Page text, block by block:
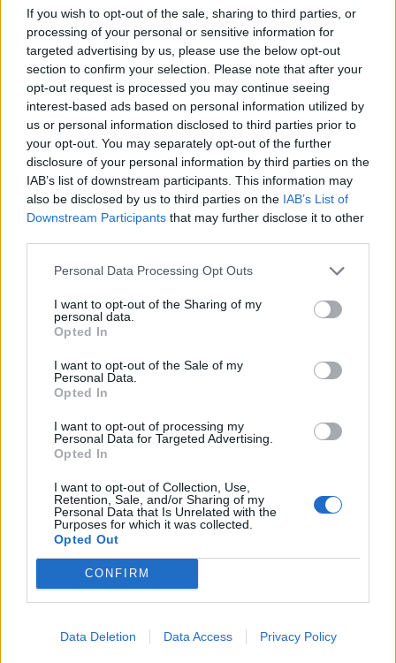
If you wish to opt-out of the sale, sharing to third parties, or
processing of your personal or sensitive information for
targeted advertising by us, please use the below opt-out
section to confirm your selection. Please note that after your
opt-out request is processed you may continue seeing
interest-based ads based on personal information utilized by
us or personal information disclosed to third parties prior to
your opt-out. You may separately opt-out of the further
disclosure of your personal information by third parties on the
IAB’s list of downstream participants. This information may
also be disclosed by us to third parties on the IAB’s List of
Downstream Participants that may further disclose it to other
Personal Data Processing Opt Outs
I want to opt-out of the Sharing of my
personal data.
Opted In
I want to opt-out of the Sale of my
Personal Data.
Opted In
I want to opt-out of processing my
Personal Data for Targeted Advertising.
Opted In
I want to opt-out of Collection, Use,
Retention, Sale, and/or Sharing of my
Personal Data that Is Unrelated with the
Purposes for which it was collected.
Opted Out
CONFIRM
Data Deletion Data Access Privacy Policy
φρούτα με πρωτεΐνη και βάλτε τα στο πιάτο σας
01:40
Αυτά τα ζώδια θα ζήσουν τον απόλυτο έρωτα έως το
τέλος του καλοκαιριού
00:35
Ρούχα και αξεσουάρ από την ταινία «The Devil Wears
Prada 2» πωλούνται σε δημοπρασία
23:59
Γερμανία: Drones εθεάθησαν πάνω από στρατιωτική
στον πρωθυπουργό - Δείτε βίντεο
Νέα έρευνα: Οι γυναίκες με δύο έως τρία παιδιά γερνούν
πιο αργά
Ολική έκλειψη ηλίου: Στις 12 Αυγούστου θα σκοτεινιάσει
η μισή Ευρώπη
Τουρισμός: Με θετικό πρόσημο έως τώρα, παρά τα
σκαμπανεβάσματα, η χρονιά
Ιταλία-Ισπανία: Κλιμακώνεται η σύγκρουση για τη